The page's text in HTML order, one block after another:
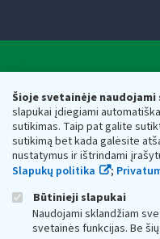
Šioje svetainėje naudojami
slapukai įdiegiami
sutikimas. Taip pat galite
sutikimą bet kada galėsite
nustatymus ir ištrindami
Slapukų politika
;
Būtinieji slapukai
Naudojami sklandžiam
svetainės funkcijas. Be
Respublikos finansų
Biudžetinė įstaiga. Juridinio
adresas: Vasario 16-osios g.
vmi@vmi.lt, E. pristatymo
Duomenys apie Valstybinę
Respublikos finansų